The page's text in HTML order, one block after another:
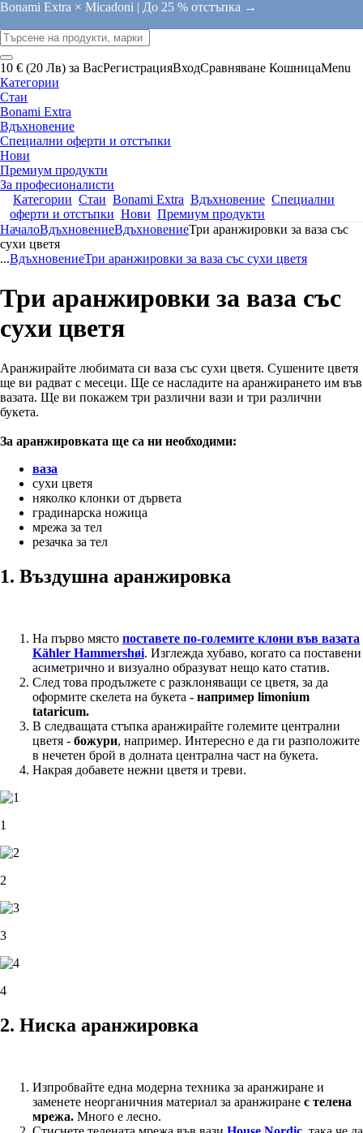
Bonami Extra × Micadoni | До 25 % отстъпка →
10 € (20 Лв) за ВасРегистрацияВходСравняване КошницаMenu
Категории
Стаи
Bonami Extra
Вдъхновение
Специални оферти и отстъпки
Нови
Премиум продукти
За професионалисти
Категории Стаи Bonami Extra Вдъхновение Специални
оферти и отстъпки Нови Премиум продукти
НачалоВдъхновениеВдъхновениеТри аранжировки за ваза със
сухи цветя
...ВдъхновениеТри аранжировки за ваза със сухи цветя
Три аранжировки за ваза със
сухи цветя
Аранжирайте любимата си ваза със сухи цветя. Сушените цветя
ще ви радват с месеци. Ще се насладите на аранжирането им във
вазата. Ще ви покажем три различни вази и три различни
букета.
За аранжировката ще са ни необходими:
ваза
сухи цветя
няколко клонки от дървета
градинарска ножица
мрежа за тел
резачка за тел
1. Въздушна аранжировка
На първо място поставете по-големите клони във вазата
Kähler Hammershøi. Изглежда хубаво, когато са поставени
асиметрично и визуално образуват нещо като статив.
След това продължете с разклоняващи се цветя, за да
оформите скелета на букета - например limonium
tataricum.
В следващата стъпка аранжирайте големите централни
цветя - божури, например. Интересно е да ги разположите
в нечетен брой в долната централна част на букета.
Накрая добавете нежни цветя и треви.
1
2
3
4
2. Ниска аранжировка
Изпробвайте една модерна техника за аранжиране и
заменете неорганичния материал за аранжиране с телена
мрежа. Много е лесно.